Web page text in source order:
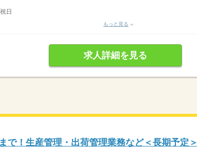
日
もっと見る
求人詳細を見る
で！生産管理・出荷管理業務など＜長期予定＞